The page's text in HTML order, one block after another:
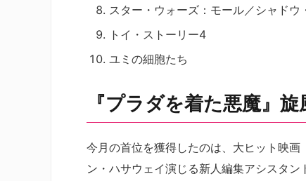
スター・ウォーズ：モール／シャドウ
トイ・ストーリー4
ユミの細胞たち
『プラダを着た悪魔』
今月の首位を獲得したのは、大ヒット映
ン・ハサウェイ演じる新人編集アシスタ